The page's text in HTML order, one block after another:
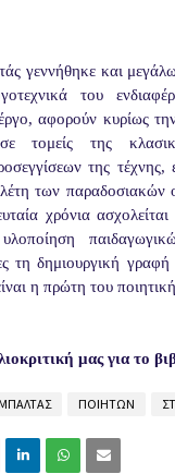
γεννήθηκε και
του
αφορoύν κυρίως
σε τομείς της
της τέχνης,
των παραδοσιακών
χρόνια
τη δημιουργική
η πρώτη του
μας για το
ΠΟΙΗΤΩΝ